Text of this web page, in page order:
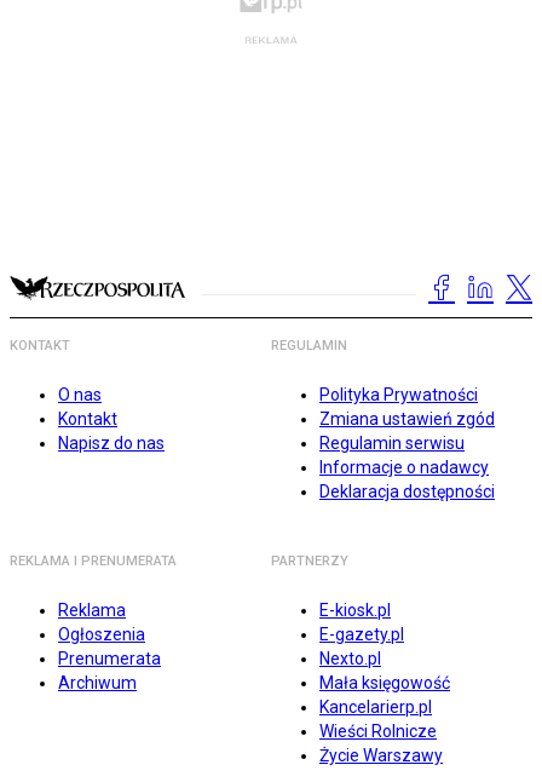
KONTAKT
O nas
Kontakt
Napisz do nas
REGULAMIN
Polityka Prywatności
Zmiana ustawień zgód
Regulamin serwisu
Informacje o nadawcy
Deklaracja dostępności
REKLAMA I PRENUMERATA
Reklama
Ogłoszenia
Prenumerata
Archiwum
PARTNERZY
E-kiosk.pl
E-gazety.pl
Nexto.pl
Mała księgowość
Kancelarierp.pl
Wieści Rolnicze
Życie Warszawy